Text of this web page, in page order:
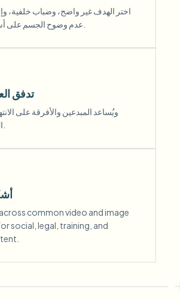
اختر الهدف غير واضح، وضباب خلفية،
تدفق
ويُساعد المبدعين والأفرقة على
common video and image
social, legal, training, and